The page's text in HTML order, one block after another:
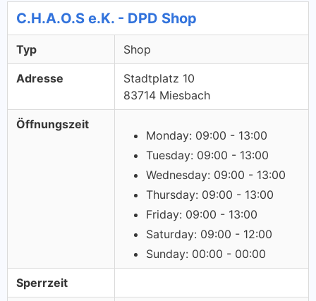
C.H.A.O.S e.K. - DPD Shop
Typ Shop
Adresse
Stadtplatz 10
83714 Miesbach
Öffnungszeit
Monday: 09:00 - 13:00
Tuesday: 09:00 - 13:00
Wednesday: 09:00 - 13:00
Thursday: 09:00 - 13:00
Friday: 09:00 - 13:00
Saturday: 09:00 - 12:00
Sunday: 00:00 - 00:00
Sperrzeit